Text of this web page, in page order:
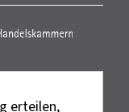
erteilen,